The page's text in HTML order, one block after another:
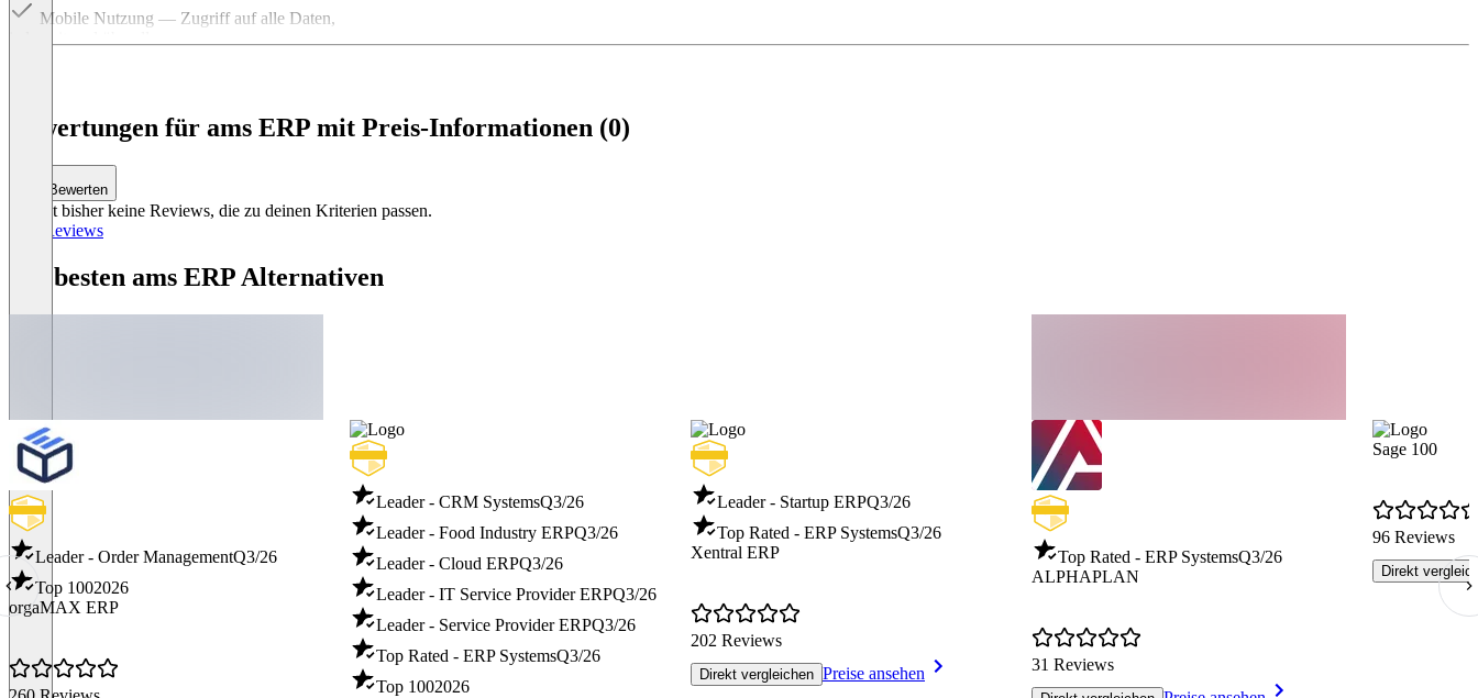
Mobile Nutzung — Zugriff auf alle Daten,
Anpassbare Business Apps — Prozesse
ändern ohne IT-Projekt
Bewertungen für ams ERP mit Preis-Informationen (0)
Bewerten
Es gibt bisher keine Reviews, die zu deinen Kriterien passen.
Alle Reviews
Die besten ams ERP Alternativen
Leader - Order ManagementQ3/26
Top 1002026
orgaMAX ERP
Leader - CRM SystemsQ3/26
Leader - Food Industry ERPQ3/26
Leader - Cloud ERPQ3/26
Leader - IT Service Provider ERPQ3/26
Leader - Service Provider ERPQ3/26
Top Rated - ERP SystemsQ3/26
Top 1002026
Leader - Startup ERPQ3/26
Top Rated - ERP SystemsQ3/26
Xentral ERP
202 Reviews
Direkt vergleichen Preise ansehen
Top Rated - ERP SystemsQ3/26
ALPHAPLAN
31 Reviews
Sage 100
96 Reviews
Direkt